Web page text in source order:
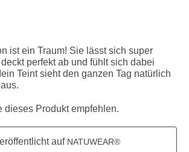
ist ein Traum! Sie lässt sich super
perfekt ab und fühlt sich dabei
Teint sieht den ganzen Tag natürlich
dieses Produkt empfehlen.
auf NATUWEAR®